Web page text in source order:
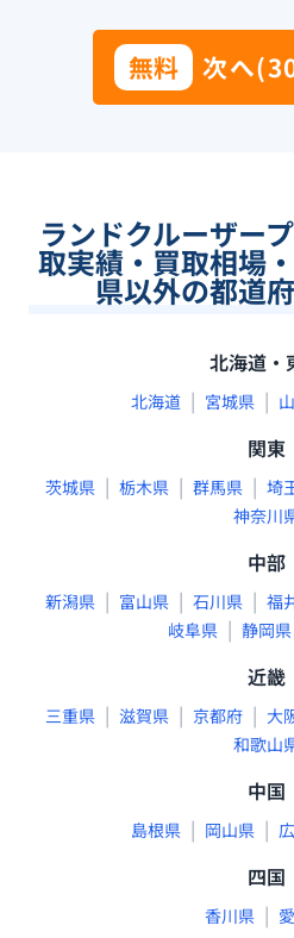
無料 次へ
ランドクルーザー
取実績・買取相場
県以外の都道
北海道・
北海道 | 宮城県 |
関東
茨城県 | 栃木県 | 群馬県 | 埼
神奈川
中部
新潟県 | 富山県 | 石川県 | 福
岐阜県 | 静岡県
近畿
三重県 | 滋賀県 | 京都府 | 大
和歌山
中国
島根県 | 岡山県 |
四国
香川県 |